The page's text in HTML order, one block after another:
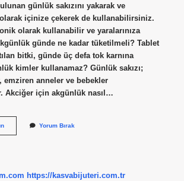
günlük sakızını yakarak ve
olarak içinize çekerek de kullanabilirsiniz.
olarak kullanabilir ve yaralarınıza
günde ne kadar tüketilmeli? Tablet
bitki, günde üç defa tok karnına
kimler kullanamaz? Günlük sakızı;
emziren anneler ve bebekler
Akciğer için akgünlük nasıl…
Akgünlük
Yorum Bırak
https://kasvabijuteri.com.tr